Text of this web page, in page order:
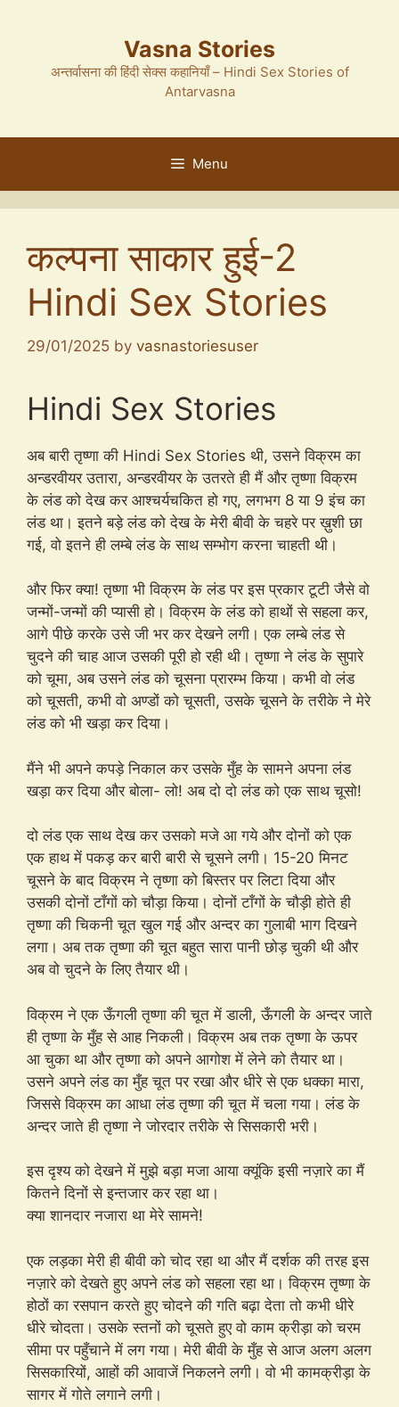
Vasna Stories
अन्तर्वासना की हिंदी सेक्स कहानियाँ – Hindi Sex Stories of
Antarvasna
Menu
कल्पना साकार हुई-2
Hindi Sex Stories
29/01/2025 by vasnastoriesuser
Hindi Sex Stories
अब बारी तृष्णा की Hindi Sex Stories थी, उसने विक्रम का
अन्डरवीयर उतारा, अन्डरवीयर के उतरते ही मैं और तृष्णा विक्रम
के लंड को देख कर आश्चर्यचकित हो गए, लगभग 8 या 9 इंच का
लंड था। इतने बड़े लंड को देख के मेरी बीवी के चहरे पर ख़ुशी छा
गई, वो इतने ही लम्बे लंड के साथ सम्भोग करना चाहती थी।
और फिर क्या! तृष्णा भी विक्रम के लंड पर इस प्रकार टूटी जैसे वो
जन्मों-जन्मों की प्यासी हो। विक्रम के लंड को हाथों से सहला कर,
आगे पीछे करके उसे जी भर कर देखने लगी। एक लम्बे लंड से
चुदने की चाह आज उसकी पूरी हो रही थी। तृष्णा ने लंड के सुपारे
को चूमा, अब उसने लंड को चूसना प्रारम्भ किया। कभी वो लंड
को चूसती, कभी वो अण्डों को चूसती, उसके चूसने के तरीके ने मेरे
लंड को भी खड़ा कर दिया।
मैंने भी अपने कपड़े निकाल कर उसके मुँह के सामने अपना लंड
खड़ा कर दिया और बोला- लो! अब दो दो लंड को एक साथ चूसो!
दो लंड एक साथ देख कर उसको मजे आ गये और दोनों को एक
एक हाथ में पकड़ कर बारी बारी से चूसने लगी। 15-20 मिनट
चूसने के बाद विक्रम ने तृष्णा को बिस्तर पर लिटा दिया और
उसकी दोनों टाँगों को चौड़ा किया। दोनों टाँगों के चौड़ी होते ही
तृष्णा की चिकनी चूत खुल गई और अन्दर का गुलाबी भाग दिखने
लगा। अब तक तृष्णा की चूत बहुत सारा पानी छोड़ चुकी थी और
अब वो चुदने के लिए तैयार थी।
विक्रम ने एक ऊँगली तृष्णा की चूत में डाली, ऊँगली के अन्दर जाते
ही तृष्णा के मुँह से आह निकली। विक्रम अब तक तृष्णा के ऊपर
आ चुका था और तृष्णा को अपने आगोश में लेने को तैयार था।
उसने अपने लंड का मुँह चूत पर रखा और धीरे से एक धक्का मारा,
जिससे विक्रम का आधा लंड तृष्णा की चूत में चला गया। लंड के
अन्दर जाते ही तृष्णा ने जोरदार तरीके से सिसकारी भरी।
इस दृश्य को देखने में मुझे बड़ा मजा आया क्यूंकि इसी नज़ारे का मैं
कितने दिनों से इन्तजार कर रहा था।
क्या शानदार नजारा था मेरे सामने!
एक लड़का मेरी ही बीवी को चोद रहा था और मैं दर्शक की तरह इस
नज़ारे को देखते हुए अपने लंड को सहला रहा था। विक्रम तृष्णा के
होठों का रसपान करते हुए चोदने की गति बढ़ा देता तो कभी धीरे
धीरे चोदता। उसके स्तनों को चूसते हुए वो काम क्रीड़ा को चरम
सीमा पर पहुँचाने में लग गया। मेरी बीवी के मुँह से आज अलग अलग
सिसकारियों, आहों की आवाजें निकलने लगी। वो भी कामक्रीड़ा के
सागर में गोते लगाने लगी।